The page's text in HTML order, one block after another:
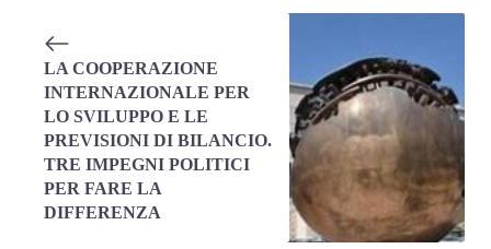
LA COOPERAZIONE
INTERNAZIONALE PER
LO SVILUPPO E LE
PREVISIONI DI BILANCIO.
TRE IMPEGNI POLITICI
PER FARE LA
DIFFERENZA